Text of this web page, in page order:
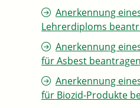
Anerkennung
Lehrerdiploms
Anerkennung
für Asbest beantragen
Anerkennung
für Biozid-Produkte